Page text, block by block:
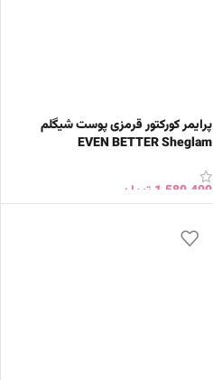
پرایمر کورکتور قرمزی پوست شیگلم
EVEN BETTER Sheglam
1,589,400 تومان